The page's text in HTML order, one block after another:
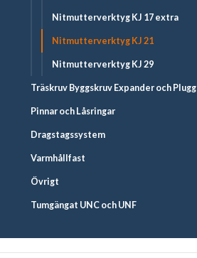
Nitmutterverktyg KJ 17 extra
Nitmutterverktyg KJ 21
Nitmutterverktyg KJ 29
Träskruv Byggskruv Expander och Plugg
Pinnar och Låsringar
Dragstagssystem
Varmhållfast
Övrigt
Tumgängat UNC och UNF